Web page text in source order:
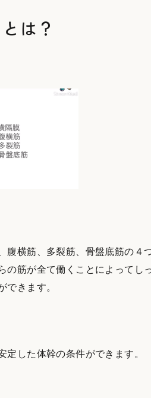
は？
腹横筋、多裂筋、骨盤底筋の４
の筋が全て働くことによってし
できます。
定した体幹の条件ができます。